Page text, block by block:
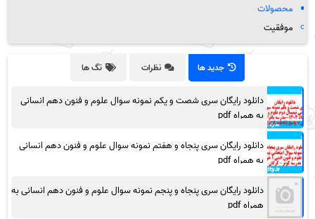
محصولات
موفقیت
جدید ها نظرات تگ ها
دانلود رایگان سری شصت و یکم نمونه سوال علوم و فنون دهم انسانی
به همراه pdf
دانلود رایگان سری پنجاه و هفتم نمونه سوال علوم و فنون دهم انسانی
به همراه pdf
دانلود رایگان سری پنجاه و پنجم نمونه سوال علوم و فنون دهم انسانی به
همراه pdf